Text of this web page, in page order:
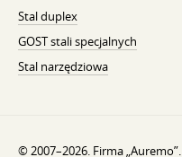
Stal duplex
GOST stali specjalnych
Stal narzędziowa
© 2007–2026. Firma „Auremo”.